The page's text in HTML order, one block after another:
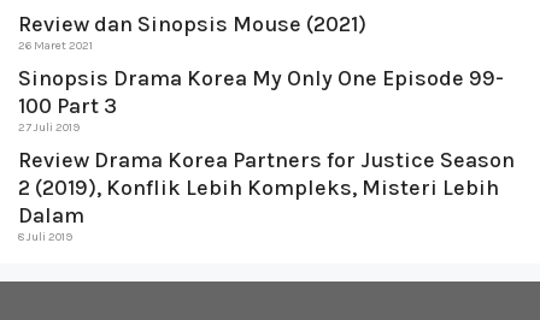
Review dan Sinopsis Mouse (2021)
26 Maret 2021
Sinopsis Drama Korea My Only One Episode 99-
100 Part 3
27 Juli 2019
Review Drama Korea Partners for Justice Season
2 (2019), Konflik Lebih Kompleks, Misteri Lebih
Dalam
8 Juli 2019